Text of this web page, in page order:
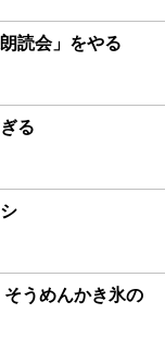
読会」をやる
る
うめんかき氷の